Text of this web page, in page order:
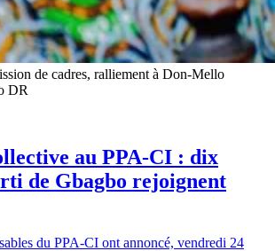
de cadres, ralliement à Don-Mello
DR
au PPA-CI : dix
de Gbagbo rejoignent
du PPA-CI ont annoncé, vendredi 24